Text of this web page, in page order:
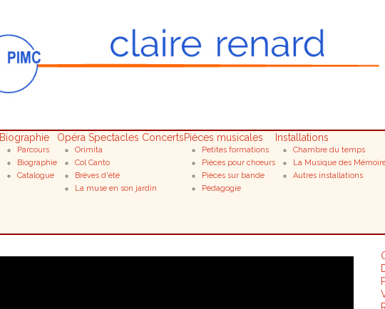
Biographie
Parcours
Biographie
Catalogue
Opéra Spectacles Concerts
Orimita
Col Canto
Bréves d'été
La muse en son jardin
Pièces musicales
Petites formations
Pièces pour chœurs
Pièces sur bande
Pédagogie
Installations
Chambre du temps
La Musique des
Autres installations